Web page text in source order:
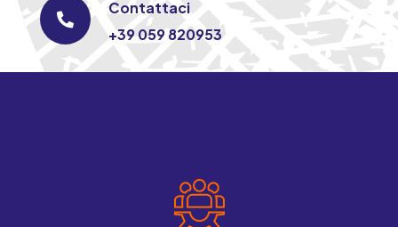

Contattaci
+39 059 820953